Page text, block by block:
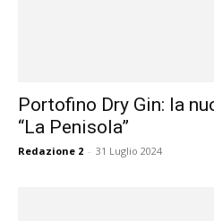
Portofino Dry Gin: la
“La Penisola”
Redazione 2 - 31 Luglio 2024